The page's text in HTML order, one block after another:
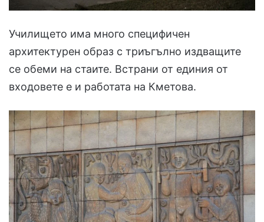
Училището има много специфичен
архитектурен образ с триъгълно издващите
се обеми на стаите. Встрани от единия от
входовете е и работата на Кметова.